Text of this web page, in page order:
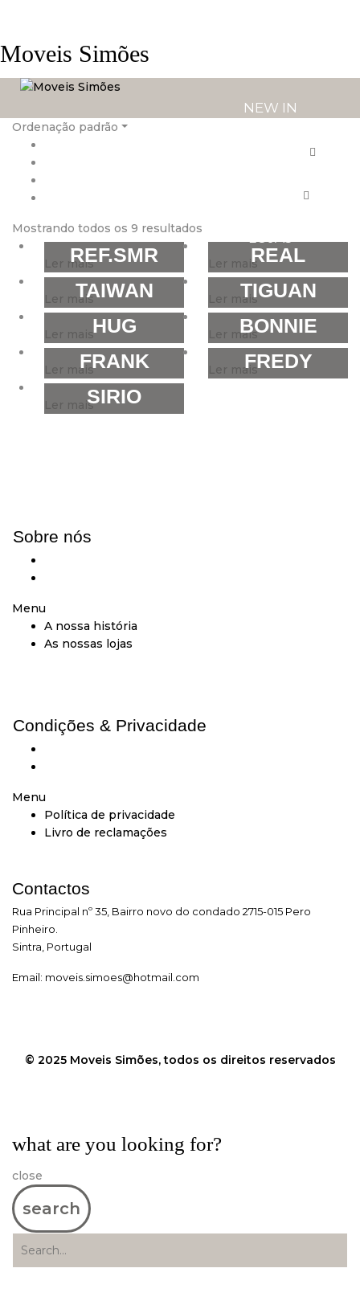
Moveis Simões
NEW IN
LOJAS
Ordenação padrão
Mostrando todos os 9 resultados
Ler maisREF.SMR Ler maisREAL
Ler maisTAIWAN Ler maisTIGUAN
Ler maisHUG Ler maisBONNIE
Ler maisFRANK Ler maisFREDY
Ler maisSIRIO
Sobre nós
Menu
A nossa história
As nossas lojas
Condições & Privacidade
Menu
Política de privacidade
Livro de reclamações
Contactos
Rua Principal nº 35, Bairro novo do condado 2715-015 Pero
Pinheiro.
Sintra, Portugal
Email: moveis.simoes@hotmail.com
© 2025 Moveis Simões, todos os direitos reservados
what are you looking for?
close
search